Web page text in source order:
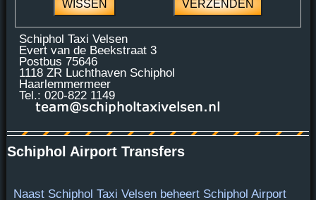
Schiphol Taxi Velsen
Evert van de Beekstraat 3
Postbus 75646
1118 ZR Luchthaven Schiphol
Haarlemmermeer
Tel.: 020-822 1149
Schiphol Airport Transfers
Naast Schiphol Taxi Velsen beheert Schiphol Airport